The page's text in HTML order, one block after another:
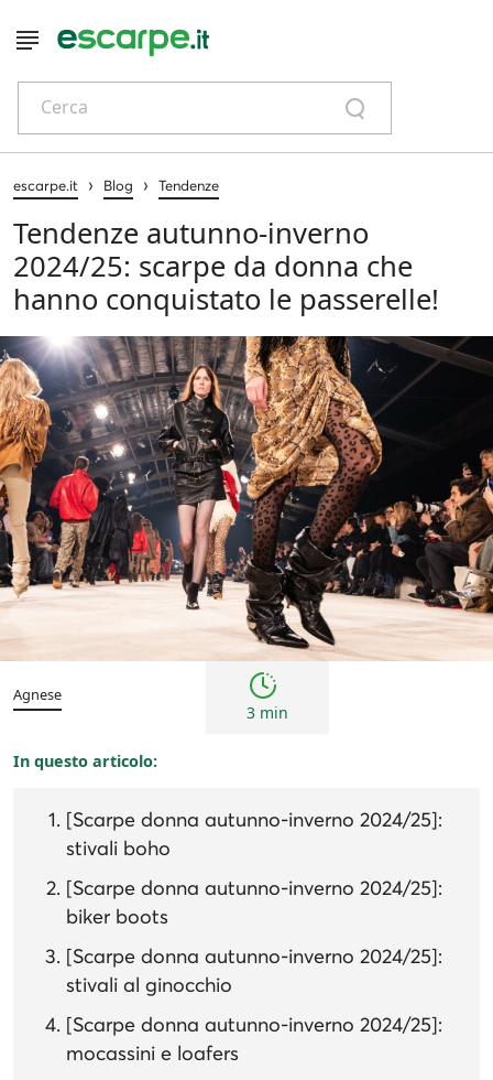
Cerca
escarpe.it › Blog › Tendenze
Tendenze autunno-inverno
2024/25: scarpe da donna che
hanno conquistato le passerelle!
Tendenze
Agnese
3 min
In questo articolo:
[Scarpe donna autunno-inverno 2024/25]:
stivali boho
[Scarpe donna autunno-inverno 2024/25]:
biker boots
[Scarpe donna autunno-inverno 2024/25]:
stivali al ginocchio
[Scarpe donna autunno-inverno 2024/25]:
mocassini e loafers